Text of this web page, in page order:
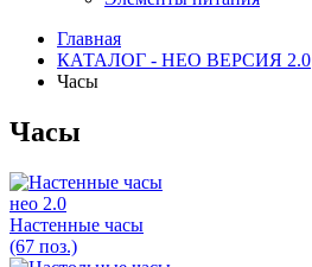
Главная
КАТАЛОГ - НЕО ВЕРСИЯ 2.0
Часы
Часы
нео 2.0
Настенные часы
(67 поз.)